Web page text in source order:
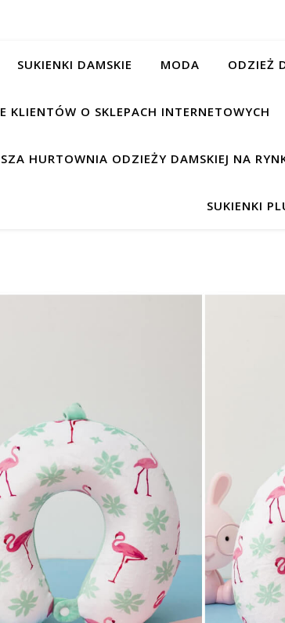
SUKIENKI DAMSKIE MODA ODZIEŻ
KLIENTÓW O SKLEPACH INTERNETOWYCH
HURTOWNIA ODZIEŻY DAMSKIEJ NA
SUKIENKI